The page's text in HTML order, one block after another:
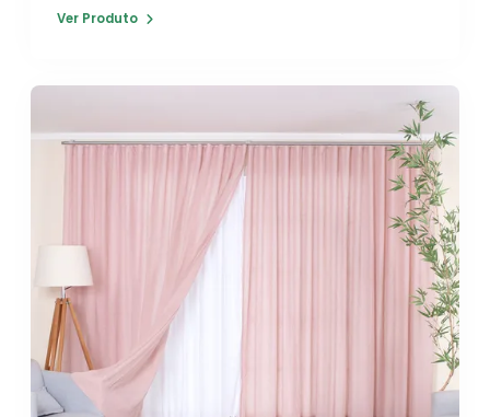
Ver Produto